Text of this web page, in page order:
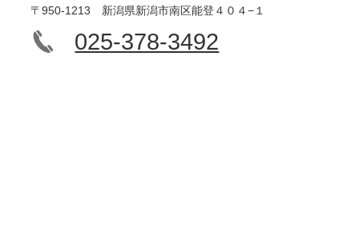
〒950-1213 新潟県新潟市南区能登４０４−１
025-378-3492